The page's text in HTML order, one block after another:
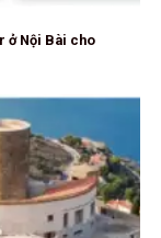
ở Nội Bài cho